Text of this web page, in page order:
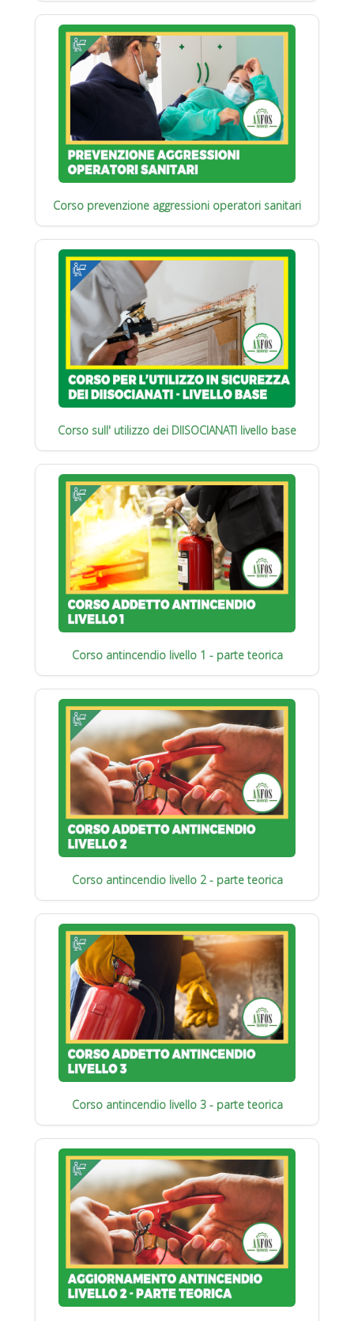
Corso prevenzione aggressioni operatori sanitari
Corso sull' utilizzo dei DIISOCIANATI livello base
Corso antincendio livello 1 - parte teorica
Corso antincendio livello 2 - parte teorica
Corso antincendio livello 3 - parte teorica